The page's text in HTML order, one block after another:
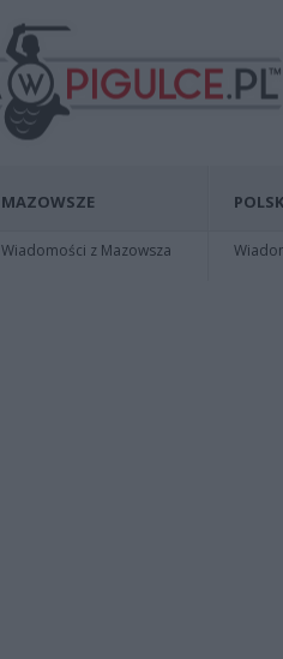
MAZOWSZE
Wiadomości z Mazowsza